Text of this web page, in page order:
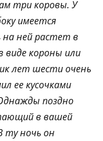
три коровы. У
имеется
ней растет в
виде короны или
лет шести очень
ее кусочками
поздно
в вашей
ту ночь он